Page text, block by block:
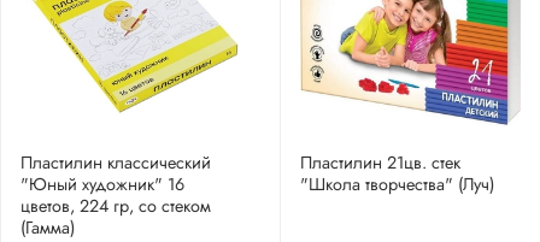
Пластилин классический
"Юный художник" 16
цветов, 224 гр, со стеком
(Гамма)
Пластилин 21цв. стек
"Школа творчества" (Луч)